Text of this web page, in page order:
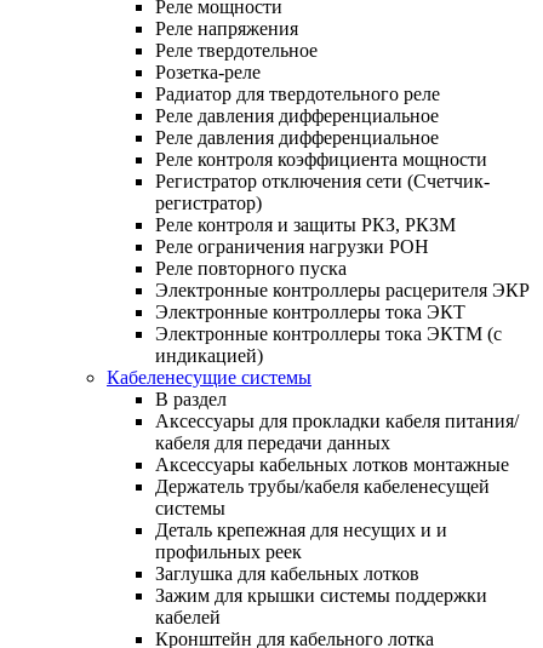
Реле мощности
Реле напряжения
Реле твердотельное
Розетка-реле
Радиатор для твердотельного реле
Реле давления дифференциальное
Реле давления дифференциальное
Реле контроля коэффициента мощности
Регистратор отключения сети (Счетчик-
регистратор)
Реле контроля и защиты РКЗ, РКЗМ
Реле ограничения нагрузки РОН
Реле повторного пуска
Электронные контроллеры расцерителя ЭКР
Электронные контроллеры тока ЭКТ
Электронные контроллеры тока ЭКТМ (с
индикацией)
Кабеленесущие системы
В раздел
Аксессуары для прокладки кабеля питания/
кабеля для передачи данных
Аксессуары кабельных лотков монтажные
Держатель трубы/кабеля кабеленесущей
системы
Деталь крепежная для несущих и и
профильных реек
Заглушка для кабельных лотков
Зажим для крышки системы поддержки
кабелей
Кронштейн для кабельного лотка